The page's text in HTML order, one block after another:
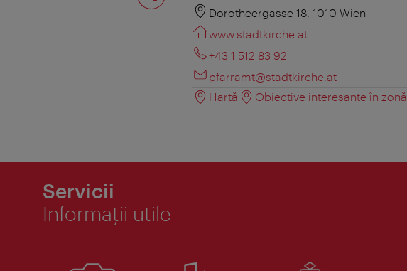
Dorotheergasse 18, 1010 Wien
www.stadtkirche.at
+43 1 512 83 92
pfarramt@stadtkirche.at
Hartă
Obiective interesante în zonă
Servicii
Informaţii utile